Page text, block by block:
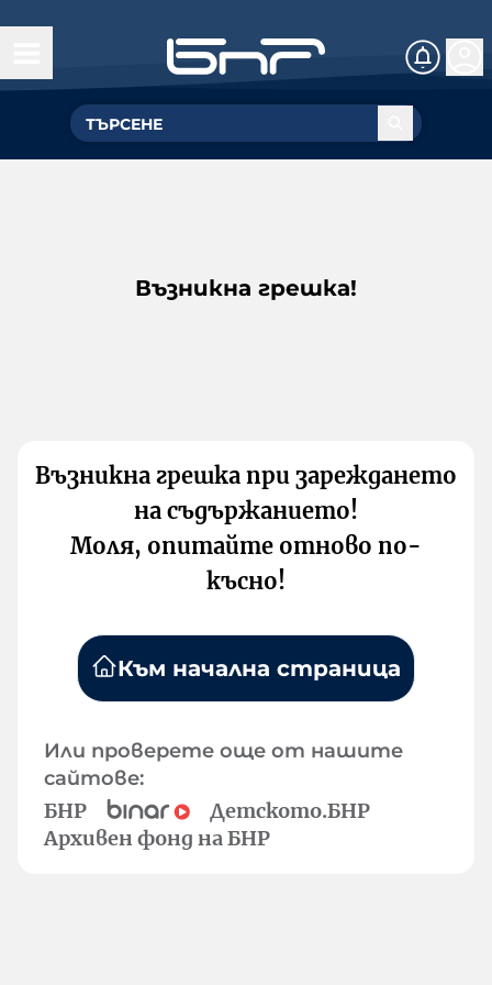
Възникна грешка!
Възникна грешка при зареждането
на съдържанието!
Моля, опитайте отново по-
късно!
Към начална страница
Или проверете още от нашите
сайтове:
БНР
Детското.БНР
Архивен фонд на БНР